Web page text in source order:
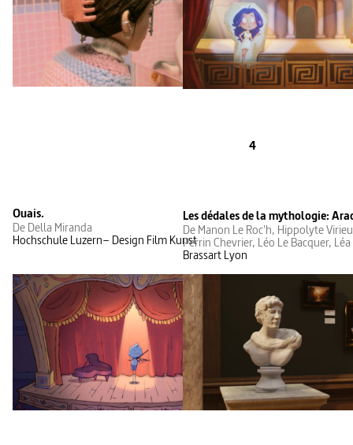
4
Ouais.
De Della Miranda
Hochschule Luzern– Design Film Kunst
Les dédales de la mythologie:
De Manon Le Roc'h, Hippolyte
Perrin Chevrier, Léo Le Bacquer,
Brassart Lyon